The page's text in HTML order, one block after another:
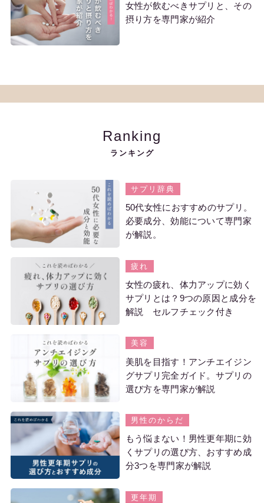
女性が飲むべきサプリと、その
摂り方を専門家が紹介
Ranking
ランキング
サプリ辞典
50代女性におすすめのサプリ。
必要成分、効能について専門家
が解説。
疲れ
女性の疲れ、体力アップに効く
サプリとは？9つの原因と成分を
解説 セルフチェック付き
美容
美肌を目指す！アンチエイジン
グサプリ完全ガイド。サプリの
選び方を専門家が解説
男性のからだ
もう悩まない！男性更年期に効
くサプリの選び方、おすすめ成
分3つを専門家が解説
更年期